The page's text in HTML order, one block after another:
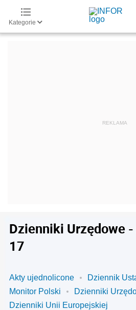
Kategorie
Dzienniki Urzędowe
17
Akty ujednolicone
Dziennik
Monitor Polski
Dzienniki
Dzienniki Unii Europejskiej